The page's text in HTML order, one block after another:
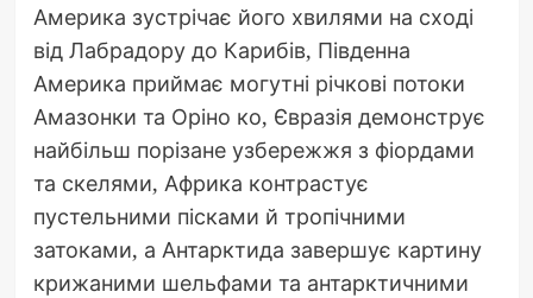
Америка зустрічає його хвилями на сході
від Лабрадору до Карибів, Південна
Америка приймає могутні річкові потоки
Амазонки та Оріно ко, Євразія демонструє
найбільш порізане узбережжя з фіордами
та скелями, Африка контрастує
пустельними пісками й тропічними
затоками, а Антарктида завершує картину
крижаними шельфами та антарктичними